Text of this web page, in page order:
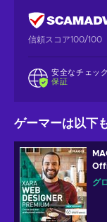
信頼スコア100/100
安全なチェッ
保証
ゲーマーは以下
グ